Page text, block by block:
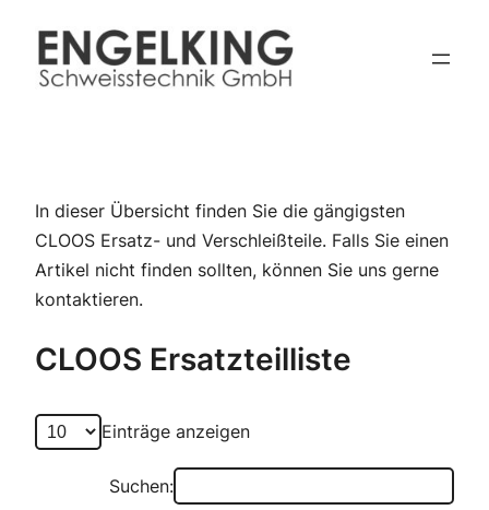
Inhalt
springen
In dieser Übersicht finden Sie die gängigsten
CLOOS Ersatz- und Verschleißteile. Falls Sie einen
Artikel nicht finden sollten, können Sie uns gerne
kontaktieren.
CLOOS Ersatzteilliste
Einträge anzeigen
Suchen: